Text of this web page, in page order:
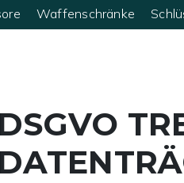
Waffenschränke
DSGVO